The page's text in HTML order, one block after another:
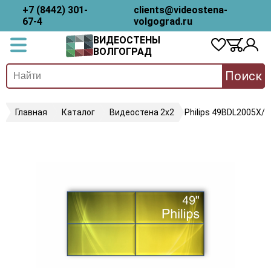
+7 (8442) 301-
67-4
clients@videostena-
volgograd.ru
ВИДЕОСТЕНЫ
ВОЛГОГРАД
Поиск
Главная Каталог Видеостена 2x2 Philips 49BDL2005X/